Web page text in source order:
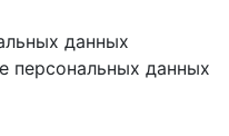
данных
персональных данных